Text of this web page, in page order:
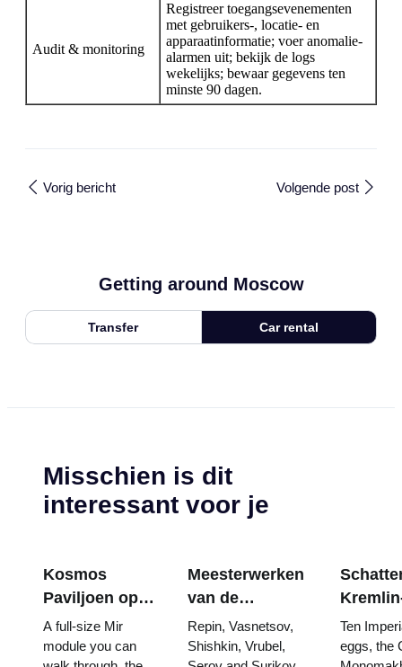
Audit & monitoring
Registreer toegangsevenementen
met gebruikers-, locatie- en
apparaatinformatie; voer anomalie-
alarmen uit; bekijk de logs
wekelijks; bewaar gegevens ten
minste 90 dagen.
Vorig bericht Volgende post
Getting around Moscow
Transfer Car rental
Misschien is dit
interessant voor je
Kosmos
Paviljoen op
VDNKh:
Binnen de
A full-size Mir
module you can
Meesterwerken
van de
Tretjakovgalerij:
De schilderijen
Repin, Vasnetsov,
Shishkin, Vrubel,
Ten
eggs, the